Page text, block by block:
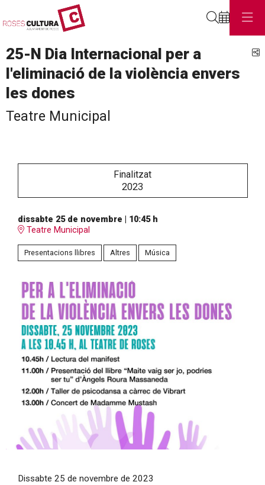
25-N Dia Internacional per a
l'eliminació de la violència envers
les dones
Teatre Municipal
Finalitzat
2023
dissabte 25 de novembre
10:45 h
Teatre Municipal
Presentacions llibres Altres Música
Dissabte 25 de novembre de 2023